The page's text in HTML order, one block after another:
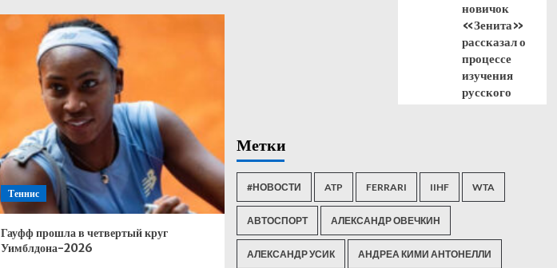
Теннис
Гауфф прошла в четвертый круг
Уимблдона-2026
новичок
«Зенита»
рассказал о
процессе
изучения
русского
Метки
#НОВОСТИ ATP FERRARI IIHF WTA
АВТОСПОРТ АЛЕКСАНДР ОВЕЧКИН
АЛЕКСАНДР УСИК АНДРЕА КИМИ АНТОНЕЛЛИ